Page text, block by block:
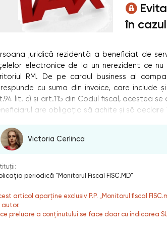
în
juridică rezidentă a beneficiat de
electronice de la un nerezident ce
RM. De pe cardul business al
cu suma din invoice, care include
lit. c) și art.115 din Codul fiscal, acestea
are obligația să achite și să declare
Victoria Cerlinca
periodică "Monitorul Fiscal FISC.MD"
articol aparține exclusiv P.P. „Monitorul fiscal
autor.
preluare a conținutului se face doar cu indicarea